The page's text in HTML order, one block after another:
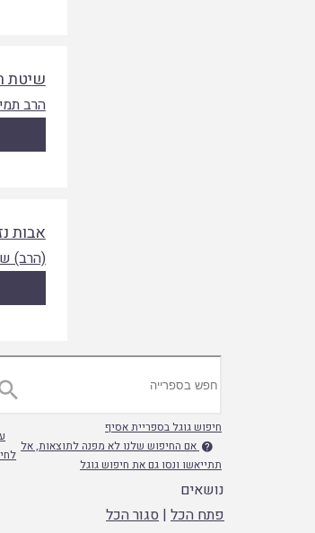
שיטת
הרב
אבות
(הרב)
חיפוש גוגל בספריית אסיף
 אם החיפוש שלנו לא מפנה לתוצאות, אל
תתייאשו ונסו גם את חיפוש גוגל
נושאים
פתח הכל| סגור הכל